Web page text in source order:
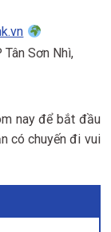
Tân Sơn Nhì,
nay để bắt đầu
có chuyến đi vui